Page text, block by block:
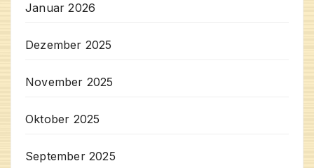
Januar 2026
Dezember 2025
November 2025
Oktober 2025
September 2025